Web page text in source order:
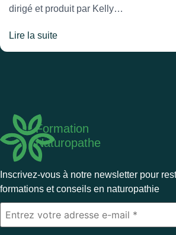
dirigé et produit par Kelly…
Lire la suite
Formation
Naturopathe
Inscrivez-vous à notre newsletter pour
formations et conseils en naturopathie